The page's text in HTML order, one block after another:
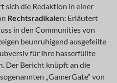
sich die Redaktion in einer
Rechtsradikalen: Erläutert
in den Communities von
beunruhigend ausgefeilte
für ihre hasserfüllte
Der Bericht knüpft an die
„GamerGate“ von